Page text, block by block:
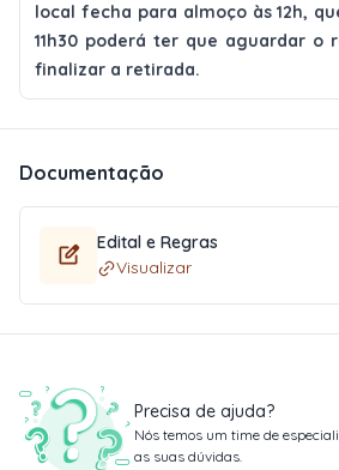
local fecha para almoço às 12h,
11h30 poderá ter que aguardar o
finalizar a retirada.
Documentação
Edital e Regras
Visualizar
Precisa de ajuda?
Nós temos um time de
as suas dúvidas.